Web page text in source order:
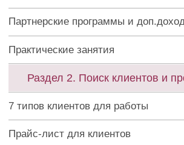
Продвижение на Авито
Блог-визитка
Управление потоком клиентов
Планирование задач и статистика
Самопрезентация